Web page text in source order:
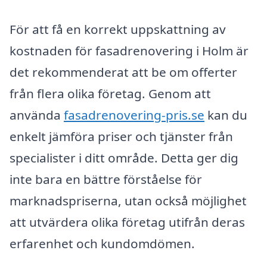
För att få en korrekt uppskattning av
kostnaden för fasadrenovering i Holm är
det rekommenderat att be om offerter
från flera olika företag. Genom att
använda fasadrenovering-pris.se kan du
enkelt jämföra priser och tjänster från
specialister i ditt område. Detta ger dig
inte bara en bättre förståelse för
marknadspriserna, utan också möjlighet
att utvärdera olika företag utifrån deras
erfarenhet och kundomdömen.